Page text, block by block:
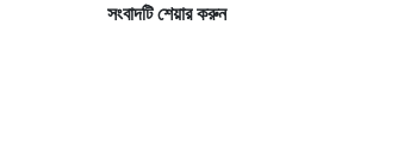
সংবাদটি শেয়ার করুন